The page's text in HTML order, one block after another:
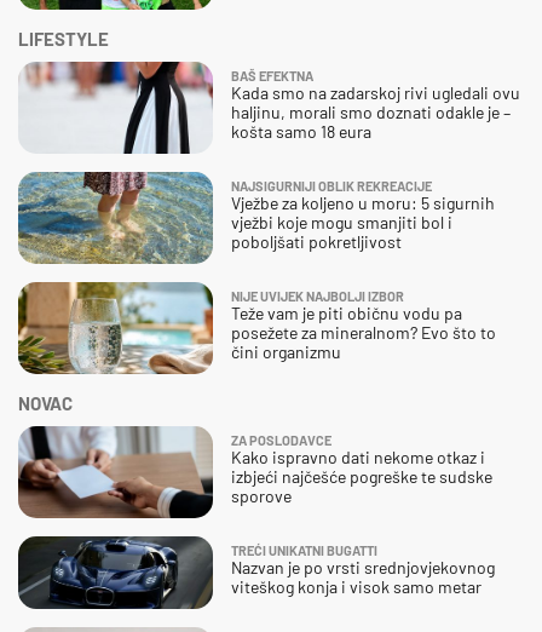
NOVAC
ZA POSLODAVCE
Kako ispravno dati nekome otkaz i
izbjeći najčešće pogreške te sudske
sporove
TREĆI UNIKATNI BUGATTI
Nazvan je po vrsti srednjovjekovnog
viteškog konja i visok samo metar
LIFESTYLE
BAŠ EFEKTNA
Kada smo na zadarskoj rivi ugledali ovu
haljinu, morali smo doznati odakle je –
košta samo 18 eura
NAJSIGURNIJI OBLIK REKREACIJE
Vježbe za koljeno u moru: 5 sigurnih
vježbi koje mogu smanjiti bol i
poboljšati pokretljivost
NIJE UVIJEK NAJBOLJI IZBOR
Teže vam je piti običnu vodu pa
posežete za mineralnom? Evo što to
čini organizmu